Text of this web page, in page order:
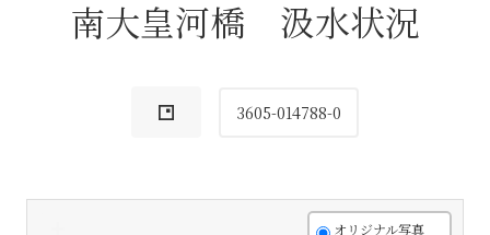
南大皇河橋 汲水状況
3605-014788-0
オリジナル写真